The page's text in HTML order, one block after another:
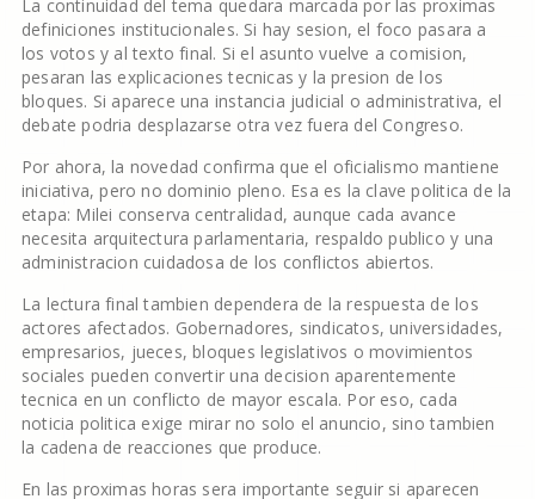
La continuidad del tema quedara marcada por las proximas
definiciones institucionales. Si hay sesion, el foco pasara a
los votos y al texto final. Si el asunto vuelve a comision,
pesaran las explicaciones tecnicas y la presion de los
bloques. Si aparece una instancia judicial o administrativa, el
debate podria desplazarse otra vez fuera del Congreso.
Por ahora, la novedad confirma que el oficialismo mantiene
iniciativa, pero no dominio pleno. Esa es la clave politica de la
etapa: Milei conserva centralidad, aunque cada avance
necesita arquitectura parlamentaria, respaldo publico y una
administracion cuidadosa de los conflictos abiertos.
La lectura final tambien dependera de la respuesta de los
actores afectados. Gobernadores, sindicatos, universidades,
empresarios, jueces, bloques legislativos o movimientos
sociales pueden convertir una decision aparentemente
tecnica en un conflicto de mayor escala. Por eso, cada
noticia politica exige mirar no solo el anuncio, sino tambien
la cadena de reacciones que produce.
En las proximas horas sera importante seguir si aparecen